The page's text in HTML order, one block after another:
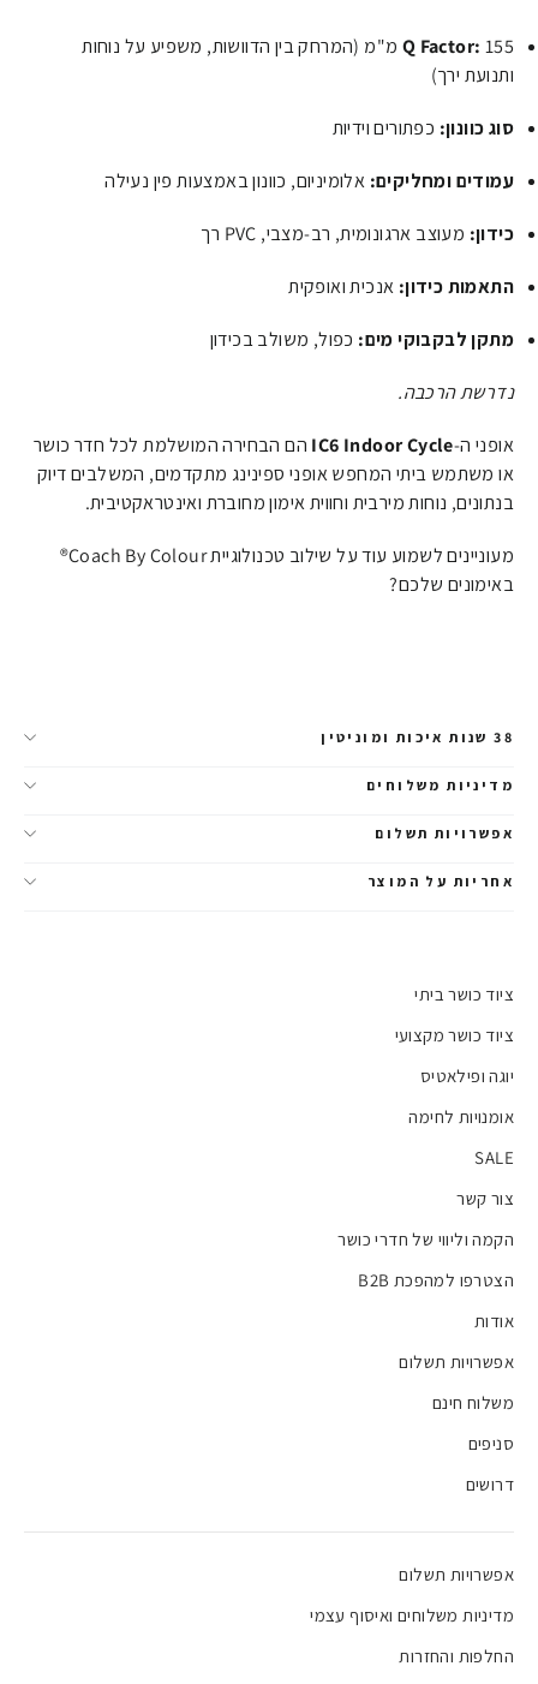
Q Factor: 155 מ"מ (המרחק בין הדוושות, משפיע על נוחות
ותנועת ירך)
סוג כוונון: כפתורים וידיות
עמודים ומחליקים: אלומיניום, כוונון באמצעות פין נעילה
כידון: מעוצב ארגונומית, רב-מצבי, PVC רך
התאמות כידון: אנכית ואופקית
מתקן לבקבוקי מים: כפול, משולב בכידון
נדרשת הרכבה.
אופני ה-IC6 Indoor Cycle הם הבחירה המושלמת לכל חדר כושר
או משתמש ביתי המחפש אופני ספינינג מתקדמים, המשלבים דיוק
בנתונים, נוחות מירבית וחווית אימון מחוברת ואינטראקטיבית.
מעוניינים לשמוע עוד על שילוב טכנולוגיית Coach By Colour®
באימונים שלכם?
38 שנות איכות ומוניטין
מדיניות משלוחים
אפשרויות תשלום
אחריות על המוצר
ציוד כושר ביתי
ציוד כושר מקצועי
יוגה ופילאטיס
אומנויות לחימה
SALE
צור קשר
הקמה וליווי של חדרי כושר
הצטרפו למהפכת B2B
אודות
אפשרויות תשלום
משלוח חינם
סניפים
דרושים
אפשרויות תשלום
מדיניות משלוחים ואיסוף עצמי
החלפות והחזרות